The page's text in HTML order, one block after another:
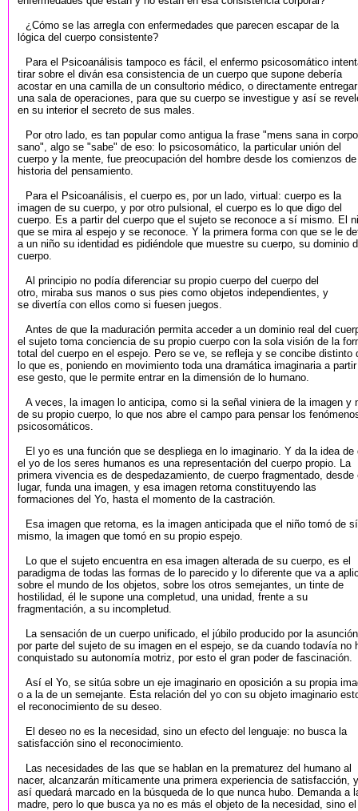
¿Cómo se las arregla con enfermedades que parecen escapar de la
lógica del cuerpo consistente?
Para el Psicoanálisis tampoco es fácil, el enfermo psicosomático
tirar sobre el diván esa consistencia de un cuerpo que supone debería
acostar en una camilla de un consultorio médico, o directamente
una sala de operaciones, para que su cuerpo se investigue y así se
en su interior el secreto de sus males.
Por otro lado, es tan popular como antigua la frase "mens sana in
sano", algo se "sabe" de eso: lo psicosomático, la particular unión del
cuerpo y la mente, fue preocupación del hombre desde los comienzos
historia del pensamiento.
Para el Psicoanálisis, el cuerpo es, por un lado, virtual: cuerpo es la
imagen de su cuerpo, y por otro pulsional, el cuerpo es lo que digo del
cuerpo. Es a partir del cuerpo que el sujeto se reconoce a sí mismo. El
que se mira al espejo y se reconoce. Y la primera forma con que se le
a un niño su identidad es pidiéndole que muestre su cuerpo, su dominio
cuerpo.
Al principio no podía diferenciar su propio cuerpo del cuerpo del
otro, miraba sus manos o sus pies como objetos independientes, y
se divertía con ellos como si fuesen juegos.
Antes de que la maduración permita acceder a un dominio real del
el sujeto toma conciencia de su propio cuerpo con la sola visión de la
total del cuerpo en el espejo. Pero se ve, se refleja y se concibe distinto
lo que es, poniendo en movimiento toda una dramática imaginaria a
ese gesto, que le permite entrar en la dimensión de lo humano.
A veces, la imagen lo anticipa, como si la señal viniera de la imagen y
de su propio cuerpo, lo que nos abre el campo para pensar los
psicosomáticos.
El yo es una función que se despliega en lo imaginario. Y da la idea de
el yo de los seres humanos es una representación del cuerpo propio. La
primera vivencia es de despedazamiento, de cuerpo fragmentado, desde
lugar, funda una imagen, y esa imagen retorna constituyendo las
formaciones del Yo, hasta el momento de la castración.
Esa imagen que retorna, es la imagen anticipada que el niño tomó de sí
mismo, la imagen que tomó en su propio espejo.
Lo que el sujeto encuentra en esa imagen alterada de su cuerpo, es el
paradigma de todas las formas de lo parecido y lo diferente que va a
sobre el mundo de los objetos, sobre los otros semejantes, un tinte de
hostilidad, él le supone una completud, una unidad, frente a su
fragmentación, a su incompletud.
La sensación de un cuerpo unificado, el júbilo producido por la asunción
por parte del sujeto de su imagen en el espejo, se da cuando todavía no
conquistado su autonomía motriz, por esto el gran poder de fascinación.
Así el Yo, se sitúa sobre un eje imaginario en oposición a su propia
o a la de un semejante. Esta relación del yo con su objeto imaginario
el reconocimiento de su deseo.
El deseo no es la necesidad, sino un efecto del lenguaje: no busca la
satisfacción sino el reconocimiento.
Las necesidades de las que se hablan en la prematurez del humano al
nacer, alcanzarán míticamente una primera experiencia de satisfacción, y
así quedará marcado en la búsqueda de lo que nunca hubo. Demanda a
madre, pero lo que busca ya no es más el objeto de la necesidad, sino el